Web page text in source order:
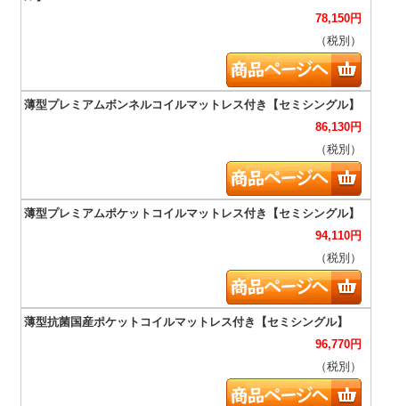
78,150円
（税別）
86,130円
（税別）
94,110円
（税別）
96,770円
（税別）